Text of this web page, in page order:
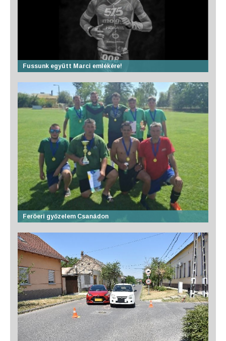
Fussunk együtt Marci emlékére!
Feröeri győzelem Csanádon